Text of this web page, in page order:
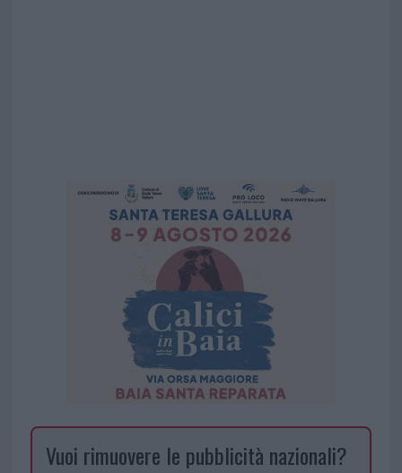
Vuoi rimuovere le pubblicità nazionali?